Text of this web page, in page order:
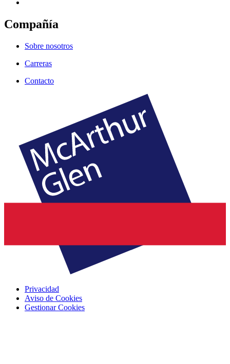
Compañía
Sobre nosotros
Carreras
Contacto
Privacidad
Aviso de Cookies
Gestionar Cookies